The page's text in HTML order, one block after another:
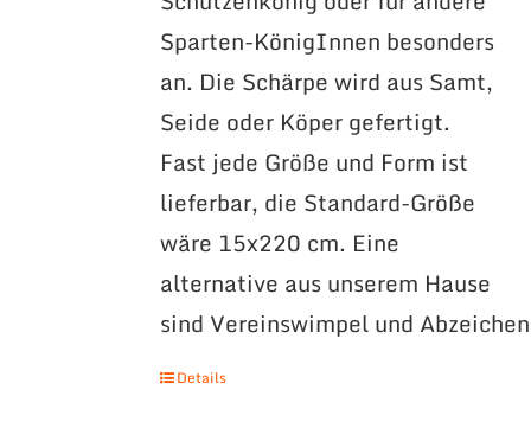
Sparten-KönigInnen besonders
an. Die Schärpe wird aus Samt,
Seide oder Köper gefertigt.
Fast jede Größe und Form ist
lieferbar, die Standard-Größe
wäre 15x220 cm. Eine
alternative aus unserem Hause
sind Vereinswimpel und
Details